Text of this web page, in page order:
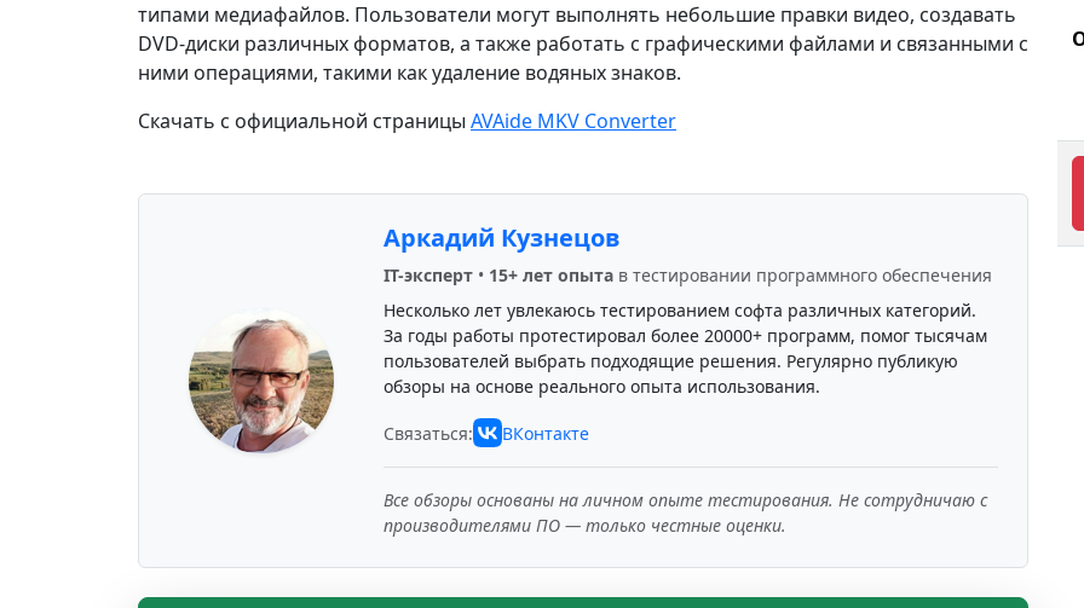
типами медиафайлов. Пользователи могут выполнять небольшие правки видео, создавать
DVD-диски различных форматов, а также работать с графическими файлами и связанными с
ними операциями, такими как удаление водяных знаков.
Скачать с официальной страницы AVAide MKV Converter
Аркадий Кузнецов
IT-эксперт• 15+ лет опытав тестировании программного обеспечения
Несколько лет увлекаюсь тестированием софта различных категорий.
За годы работы протестировал более 20000+ программ, помог тысячам
пользователей выбрать подходящие решения. Регулярно публикую
обзоры на основе реального опыта использования.
Связаться: ВКонтакте
Все обзоры основаны на личном опыте тестирования. Не сотрудничаю с
производителями ПО — только честные оценки.